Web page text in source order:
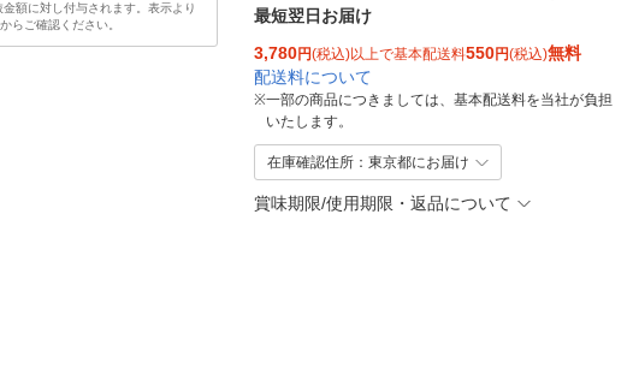
額に対し付与されます。表示より
らご確認ください。
最短翌日お届け
3,780円(税込)以上で基本配送料550円(税込)無料
配送料について
※一部の商品につきましては、基本配送料を当社が負担
いたします。
在庫確認住所：東京都にお届け
賞味期限/使用期限・返品について